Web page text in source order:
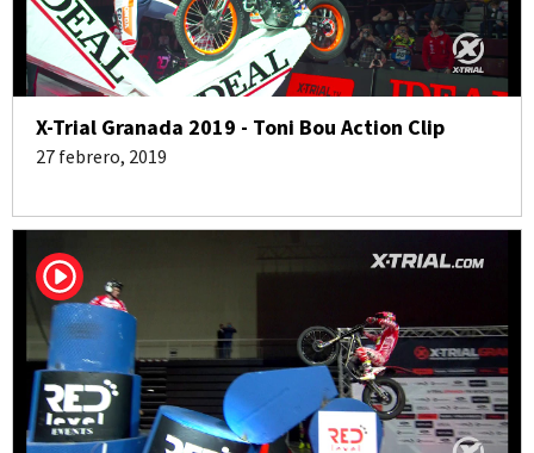
X-Trial Granada 2019 - Toni Bou Action Clip
27 febrero, 2019